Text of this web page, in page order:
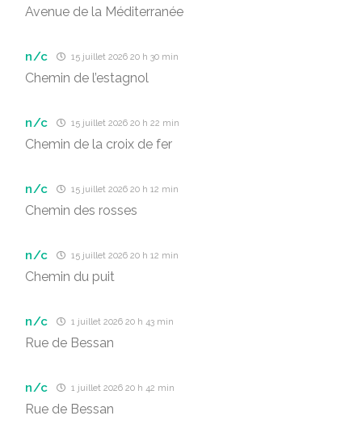
Avenue de la Méditerranée
n/c 15 juillet 2026 20 h 30 min
Chemin de l’estagnol
n/c 15 juillet 2026 20 h 22 min
Chemin de la croix de fer
n/c 15 juillet 2026 20 h 12 min
Chemin des rosses
n/c 15 juillet 2026 20 h 12 min
Chemin du puit
n/c 1 juillet 2026 20 h 43 min
Rue de Bessan
n/c 1 juillet 2026 20 h 42 min
Rue de Bessan